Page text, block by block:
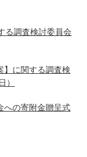
る調査検討委員会
】に関する調査検
）
への寄附金贈呈式